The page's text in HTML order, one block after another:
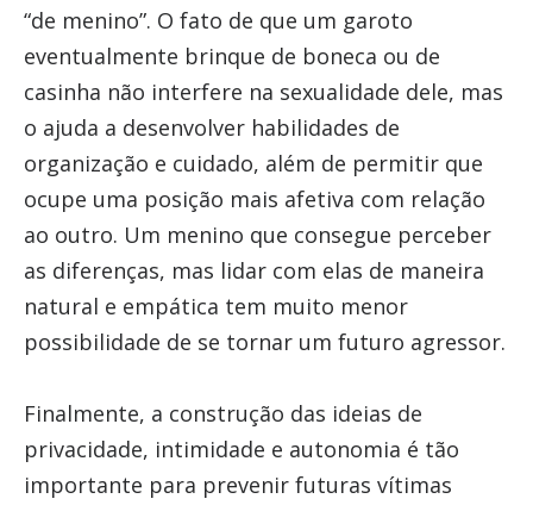
“de menino”. O fato de que um garoto
eventualmente brinque de boneca ou de
casinha não interfere na sexualidade dele, mas
o ajuda a desenvolver habilidades de
organização e cuidado, além de permitir que
ocupe uma posição mais afetiva com relação
ao outro. Um menino que consegue perceber
as diferenças, mas lidar com elas de maneira
natural e empática tem muito menor
possibilidade de se tornar um futuro agressor.
Finalmente, a construção das ideias de
privacidade, intimidade e autonomia é tão
importante para prevenir futuras vítimas